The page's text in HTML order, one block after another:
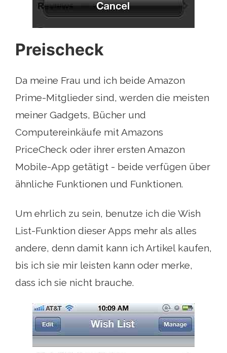
Preischeck
Da meine Frau und ich beide Amazon
Prime-Mitglieder sind, werden die meisten
meiner Gadgets, Bücher und
Computereinkäufe mit Amazons
PriceCheck oder ihrer ersten Amazon
Mobile-App getätigt - beide verfügen über
ähnliche Funktionen und Funktionen.
Um ehrlich zu sein, benutze ich die Wish
List-Funktion dieser Apps mehr als alles
andere, denn damit kann ich Artikel kaufen,
bis ich sie mir leisten kann oder merke,
dass ich sie nicht brauche.